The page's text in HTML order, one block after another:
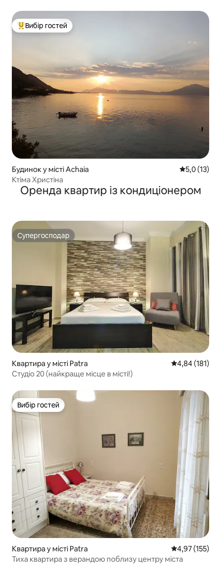
Топ вибір гостей
Вибір гостей
Будинок у місті Achaia Середня
5,0 (13)
Ктіма Христіна
Оренда квартир із кондиціонером
Супергосподар
Супергосподар
Квартира у місті Patra Середня
4,84 (181)
Студіо 20 (найкраще місце в місті!)
Вибір гостей
Вибір гостей
Квартира у місті Patra Середня
4,97 (155)
Тиха квартира з верандою поблизу центру міста